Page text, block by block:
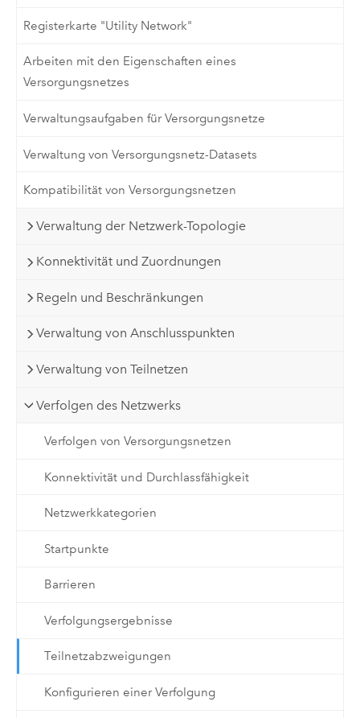
Registerkarte "Utility Network"
Arbeiten mit den Eigenschaften eines
Versorgungsnetzes
Verwaltungsaufgaben für Versorgungsnetze
Verwaltung von Versorgungsnetz-Datasets
Kompatibilität von Versorgungsnetzen
Verwaltung der Netzwerk-Topologie
Konnektivität und Zuordnungen
Regeln und Beschränkungen
Verwaltung von Anschlusspunkten
Verwaltung von Teilnetzen
Verfolgen des Netzwerks
Verfolgen von Versorgungsnetzen
Konnektivität und Durchlassfähigkeit
Netzwerkkategorien
Startpunkte
Barrieren
Verfolgungsergebnisse
Teilnetzabzweigungen
Konfigurieren einer Verfolgung